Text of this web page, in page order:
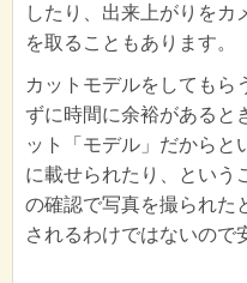
したり、出来上がりをカ
を取ることもあります。
カットモデルをしてもら
ずに時間に余裕があると
ット「モデル」だからと
に載せられたり、という
の確認で写真を撮られた
されるわけではないので